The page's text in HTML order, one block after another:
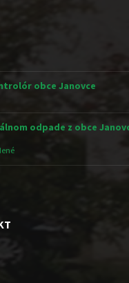
obce Janovce
odpade z obce